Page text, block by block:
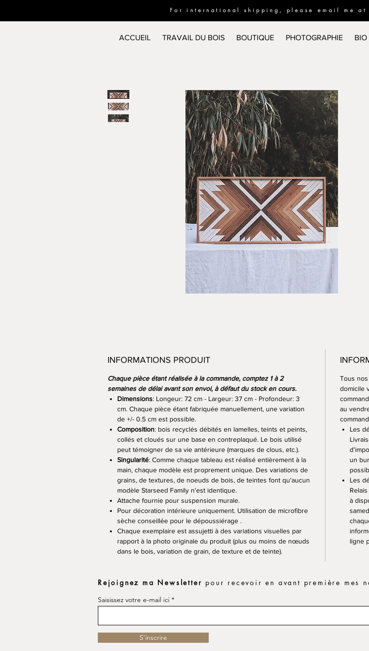
For international shipping, please email me at
INFORMATIONS PRODUIT
Chaque pièce étant réalisée à la commande, comptez 1 à 2
semaines de délai avant son envoi, à défaut du stock en cours.
Dimensions: Longeur: 72 cm - Largeur: 37 cm - Profondeur: 3
cm. Chaque pièce étant fabriquée manuellement, une variation
de +/- 0.5 cm est possible.
Composition: bois recyclés débités en lamelles, teints et peints,
collés et cloués sur une base en contreplaqué. Le bois utilisé
peut témoigner de sa vie antérieure (marques de clous, etc.).
Singularité: Comme chaque tableau est réalisé entièrement à la
main, chaque modèle est proprement unique. Des variations de
grains, de textures, de noeuds de bois, de teintes font qu'aucun
modèle Starseed Family n'est identique.
Attache fournie pour suspension murale.
Pour décoration intérieure uniquement. Utilisation de microfibre
sèche conseillée pour le dépoussiérage .
Chaque exemplaire est assujetti à des variations visuelles par
rapport à la photo originale du produit (plus ou moins de nœuds
dans le bois, variation de grain, de texture et de teinte).
Tous
domicile
au
Les
un
Les
à
ligne
ACCUEIL TRAVAIL DU BOIS BOUTIQUE PHOTOGRAPHIE BIO
Rejoignez ma Newsletter pour recevoir en avant première mes
Saisissez votre e-mail ici
S'inscrire